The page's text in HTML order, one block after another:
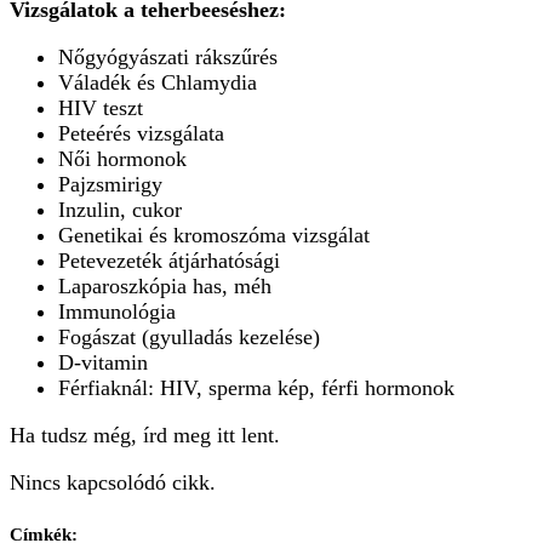
Vizsgálatok a teherbeeséshez:
Nőgyógyászati rákszűrés
Váladék és Chlamydia
HIV teszt
Peteérés vizsgálata
Női hormonok
Pajzsmirigy
Inzulin, cukor
Genetikai és kromoszóma vizsgálat
Petevezeték átjárhatósági
Laparoszkópia has, méh
Immunológia
Fogászat (gyulladás kezelése)
D-vitamin
Férfiaknál: HIV, sperma kép, férfi hormonok
Ha tudsz még, írd meg itt lent.
Nincs kapcsolódó cikk.
Címkék: